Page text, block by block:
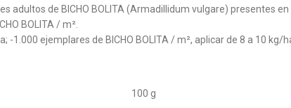
de BICHO BOLITA (Armadillidum vulgare) presentes en
BOLITA / m².
1.000 ejemplares de BICHO BOLITA / m², aplicar de 8 a 10 kg/
100 g